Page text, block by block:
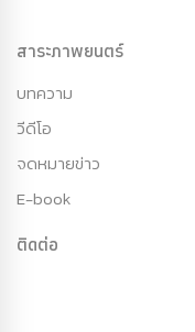
สาระภาพยนตร์
บทความ
วีดีโอ
จดหมายข่าว
E-book
ติดต่อ